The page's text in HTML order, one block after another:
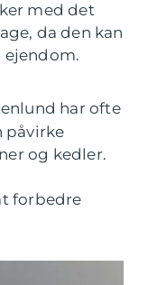
med det
da den kan
ejendom.
har ofte
påvirke
og kedler.
forbedre